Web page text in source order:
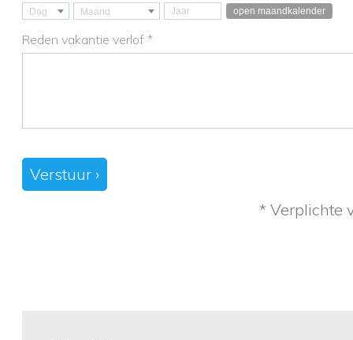
Dag Maand open maandkalender
Reden vakantie verlof *
Verstuur ›
* Verplichte